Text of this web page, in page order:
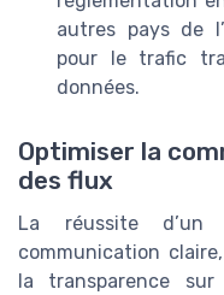
autres pays de
pour le trafic
données.
Optimiser la
des flux
La réussite d’un
communication
la transparence